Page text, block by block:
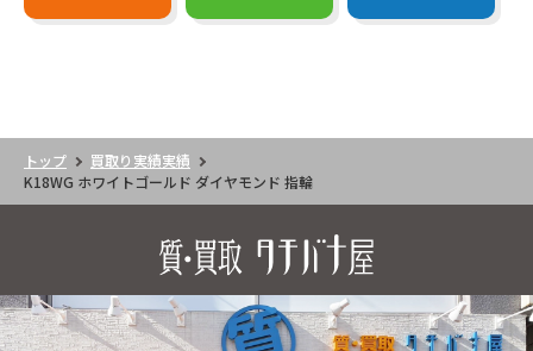
トップ
買取り実績実績
K18WG ホワイトゴールド ダイヤモンド 指輪